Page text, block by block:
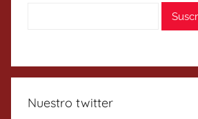
Nuestro twitter